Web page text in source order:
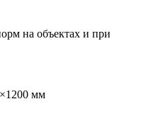
на объектах и при
мм